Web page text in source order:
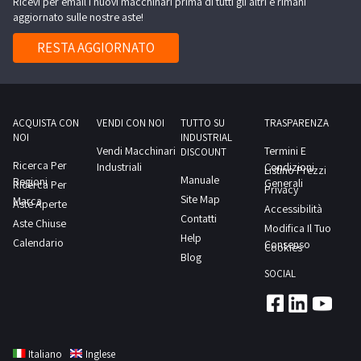
il
seguente
annuncio
per
manifestazioni
interesse
aggiornato sulle nostre aste!
RESTA AGGIORNATO
ACQUISTA CON
NOI
Ricerca Per
Regioni
Ricerca Per
Marca
Aste Aperte
Aste Chiuse
Calendario
VENDI CON NOI
Vendi Macchinari
Industriali
TUTTO SU
INDUSTRIAL
DISCOUNT
Manuale
Site Map
Contatti
Help
Blog
TRASPARENZA
Termini E
Condizioni
Generali
Listino Prezzi
Privacy
Accessibilità
Modifica Il Tuo
Consenso
Cookies
SOCIAL
Italiano Inglese